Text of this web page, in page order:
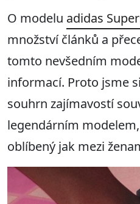
O modelu adidas
množství článků a
tomto nevšedním
informací. Proto jsme
souhrn zajímavostí
legendárním
oblíbený jak mezi